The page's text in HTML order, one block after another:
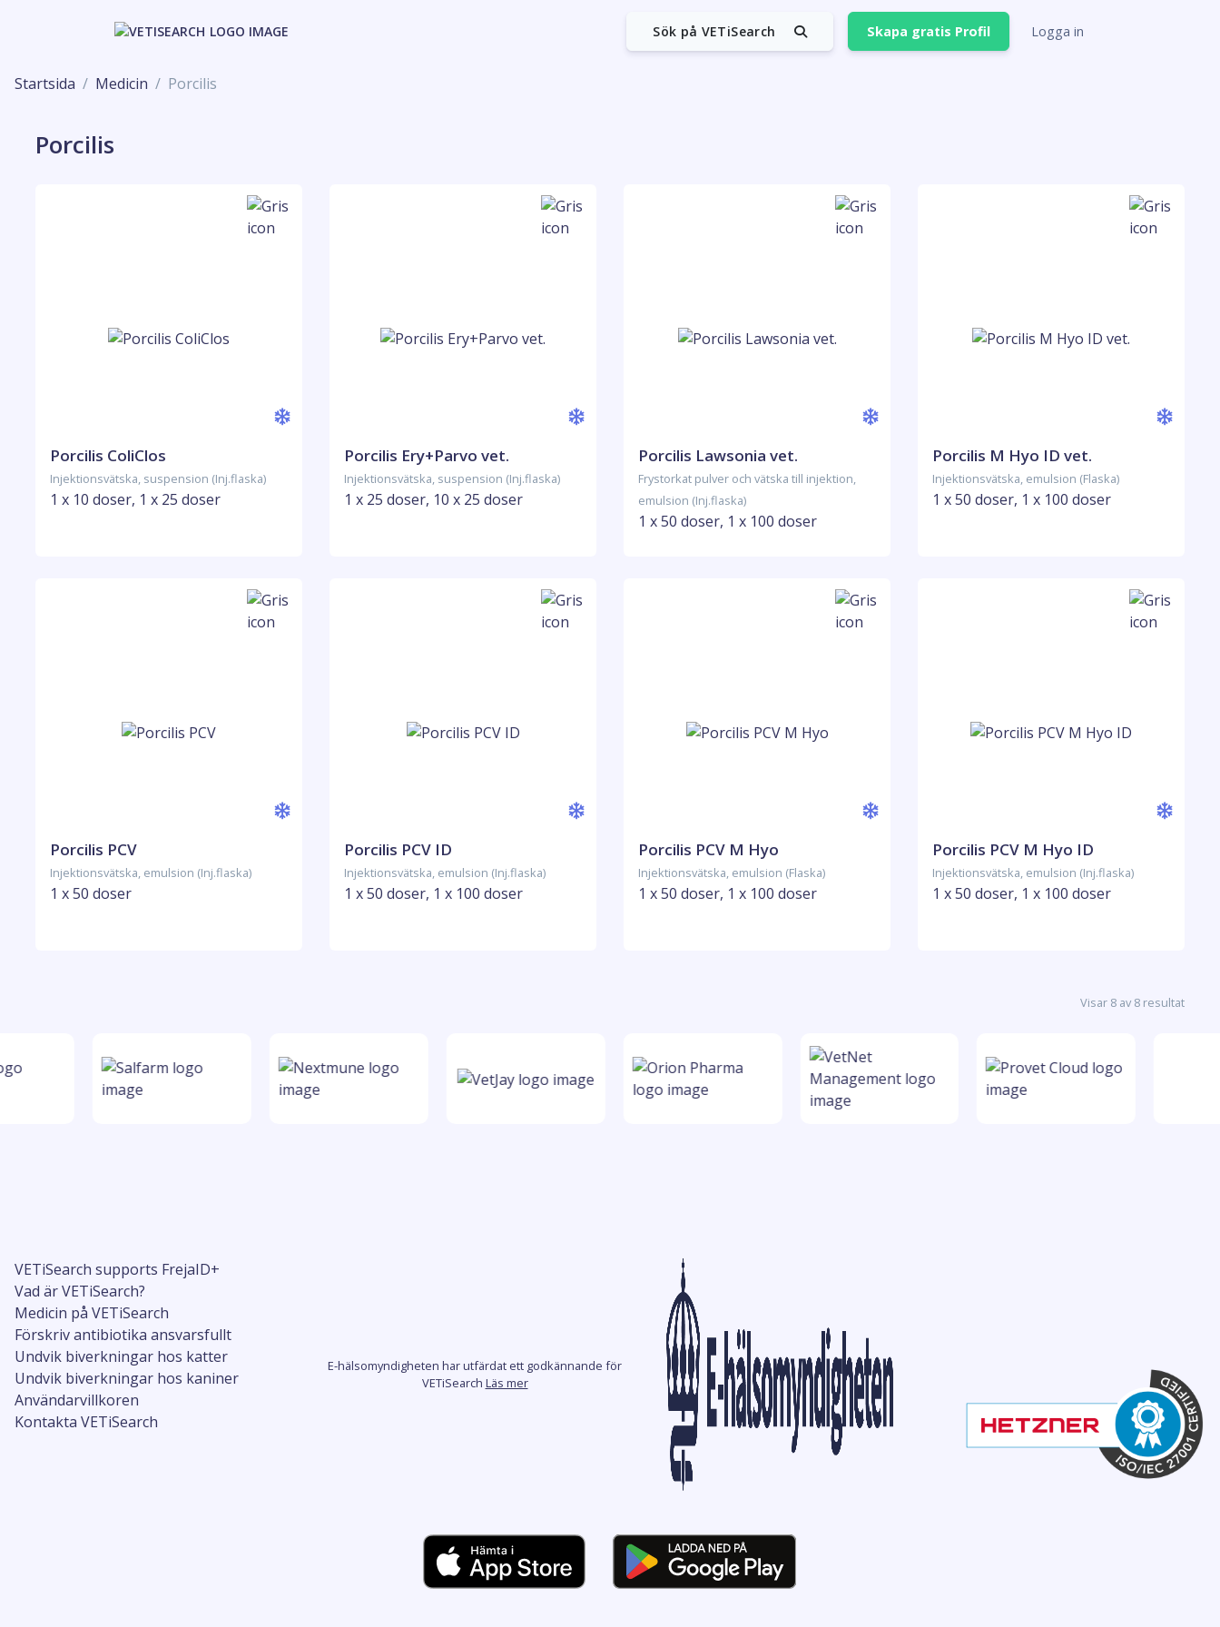
Sök på VETiSearch Skapa gratis Profil Logga in
Startsida Medicin Porcilis
Porcilis
Porcilis ColiClos
Injektionsvätska, suspension (Inj.flaska)
1 x 10 doser, 1 x 25 doser
Porcilis Ery+Parvo vet.
Injektionsvätska, suspension (Inj.flaska)
1 x 25 doser, 10 x 25 doser
Porcilis Lawsonia vet.
Frystorkat pulver och vätska till injektion,
emulsion (Inj.flaska)
1 x 50 doser, 1 x 100 doser
Porcilis M Hyo ID vet.
Injektionsvätska, emulsion (Flaska)
1 x 50 doser, 1 x 100 doser
Porcilis PCV
Injektionsvätska, emulsion (Inj.flaska)
1 x 50 doser
Porcilis PCV ID
Injektionsvätska, emulsion (Inj.flaska)
1 x 50 doser, 1 x 100 doser
Porcilis PCV M Hyo
Injektionsvätska, emulsion (Flaska)
1 x 50 doser, 1 x 100 doser
Porcilis PCV M Hyo ID
Injektionsvätska, emulsion (Inj.flaska)
1 x 50 doser, 1 x 100 doser
Visar 8 av 8 resultat
VETiSearch supports FrejaID+
Vad är VETiSearch?
Medicin på VETiSearch
Förskriv antibiotika ansvarsfullt
Undvik biverkningar hos katter
Undvik biverkningar hos kaniner
Användarvillkoren
Kontakta VETiSearch
E-hälsomyndigheten har utfärdat ett godkännande för
VETiSearch Läs mer